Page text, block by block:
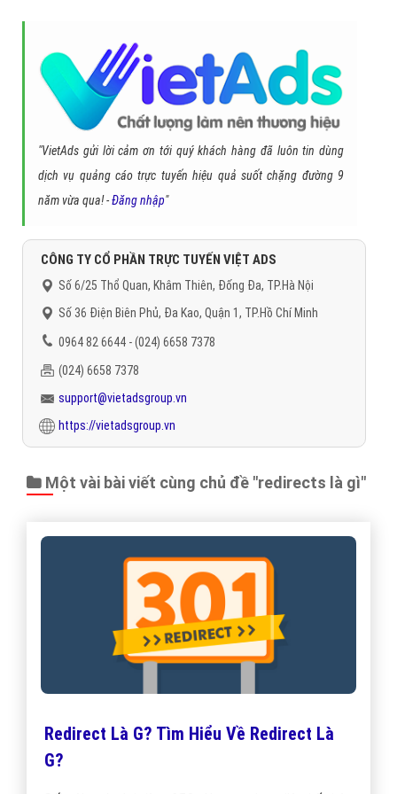
"VietAds gửi lời cảm ơn tới quý khách hàng đã luôn tin dùng
dịch vụ quảng cáo trực tuyến hiệu quả suốt chặng đường 9
năm vừa qua! -Đăng nhập"
CÔNG TY CỔ PHẦN TRỰC TUYẾN VIỆT ADS
Số 6/25 Thổ Quan, Khâm Thiên, Đống Đa, TP.Hà Nội
Số 36 Điện Biên Phủ, Đa Kao, Quận 1, TP.Hồ Chí Minh
0964 82 6644 - (024) 6658 7378
(024) 6658 7378
support@vietadsgroup.vn
https://vietadsgroup.vn
Một vài bài viết cùng chủ đề "redirects là gì"
Redirect Là G? Tìm Hiểu Về Redirect Là
G?